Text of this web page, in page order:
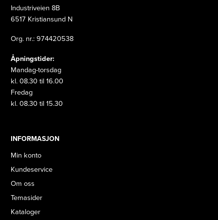
Industriveien 8B
6517 Kristiansund N
Org. nr.: 974420538
Åpningstider:
Mandag-torsdag
kl. 08.30 til 16.00
Fredag
kl. 08.30 til 15.30
INFORMASJON
Min konto
Kundeservice
Om oss
Temasider
Kataloger